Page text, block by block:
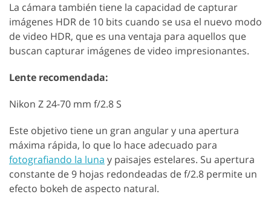
La cámara también tiene la capacidad de capturar
imágenes HDR de 10 bits cuando se usa el nuevo modo
de video HDR, que es una ventaja para aquellos que
buscan capturar imágenes de video impresionantes.
Lente recomendada:
Nikon Z 24-70 mm f/2.8 S
Este objetivo tiene un gran angular y una apertura
máxima rápida, lo que lo hace adecuado para
fotografiando la luna y paisajes estelares. Su apertura
constante de 9 hojas redondeadas de f/2.8 permite un
efecto bokeh de aspecto natural.